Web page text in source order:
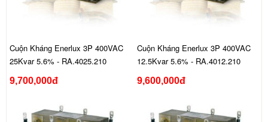
Cuộn Kháng Enerlux 3P 400VAC
25Kvar 5.6% - RA.4025.210
9,700,000đ
Cuộn Kháng Enerlux 3P 400VAC
12.5Kvar 5.6% - RA.4012.210
9,600,000đ